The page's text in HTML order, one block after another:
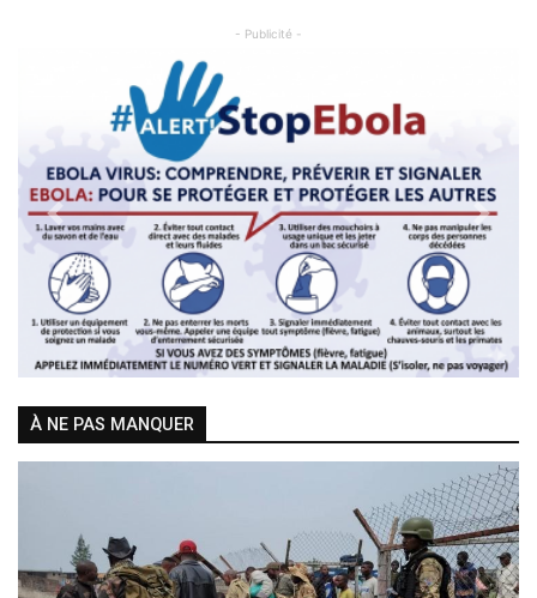
- Publicité -
Previous Next
À NE PAS MANQUER